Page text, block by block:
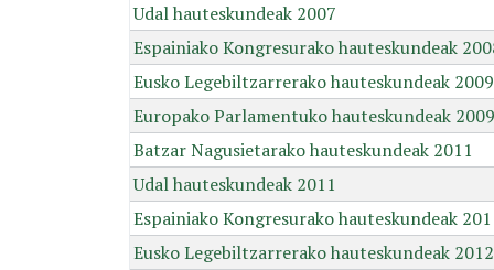
Udal hauteskundeak 2007
Espainiako Kongresurako hauteskundeak
Eusko Legebiltzarrerako hauteskundeak 2009
Europako Parlamentuko hauteskundeak 2009
Batzar Nagusietarako hauteskundeak 2011
Udal hauteskundeak 2011
Espainiako Kongresurako hauteskundeak
Eusko Legebiltzarrerako hauteskundeak 2012